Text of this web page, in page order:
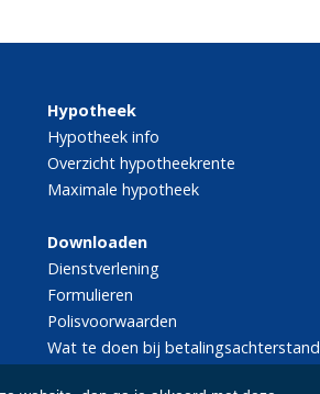
Hypotheek
Hypotheek info
Overzicht hypotheekrente
Maximale hypotheek
Downloaden
Dienstverlening
Formulieren
Polisvoorwaarden
Wat te doen bij betalingsachterstand